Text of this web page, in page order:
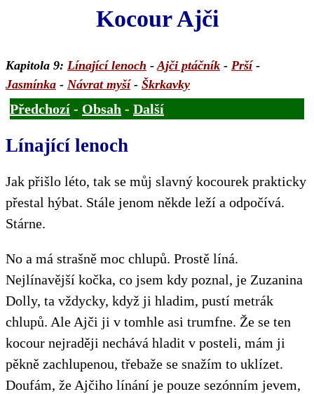
Kocour Ajči
Kapitola 9: Línající lenoch -Ajči ptáčník - Prší-
Jasmínka - Návrat myší- Škrkavky
Předchozí - Obsah - Další
Línající lenoch
Jak přišlo léto, tak se můj slavný kocourek prakticky
přestal hýbat. Stále jenom někde leží a odpočívá.
Stárne.
No a má strašně moc chlupů. Prostě líná.
Nejlínavější kočka, co jsem kdy poznal, je Zuzanina
Dolly, ta vždycky, když ji hladim, pustí metrák
chlupů. Ale Ajči ji v tomhle asi trumfne. Že se ten
kocour nejraději nechává hladit v posteli, mám ji
pěkně zachlupenou, třebaže se snažím to uklízet.
Doufám, že Ajčiho línání je pouze sezónním jevem,